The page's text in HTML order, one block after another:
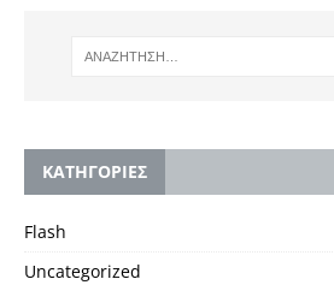
KΑΤΗΓΟΡΙΕΣ
Flash
Uncategorized